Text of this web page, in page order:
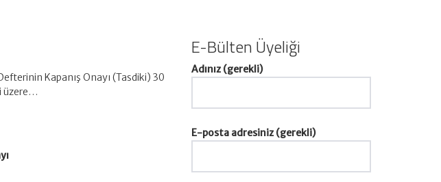
Kapanış Onayı (Tasdiki) 30
üzere…
E-Bülten Üyeliği
Adınız (gerekli)
E-posta adresiniz (gerekli)